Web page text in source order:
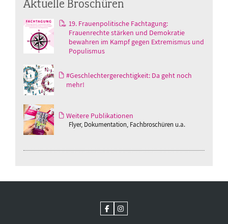
Aktuelle Broschüren
19. Frauenpolitische Fachtagung:
Frauenrechte stärken und Demokratie
bewahren im Kampf gegen Extremismus und
Populismus
#Geschlechtergerechtigkeit: Da geht noch
mehr!
Weitere Publikationen
Flyer, Dokumentation, Fachbroschüren u.a.